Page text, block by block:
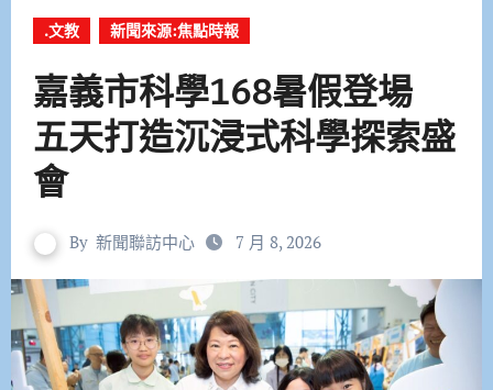
.文教 新聞來源:焦點時報
嘉義市科學168暑假登場
五天打造沉浸式科學探索盛
會
By 新聞聯訪中心 7 月 8, 2026